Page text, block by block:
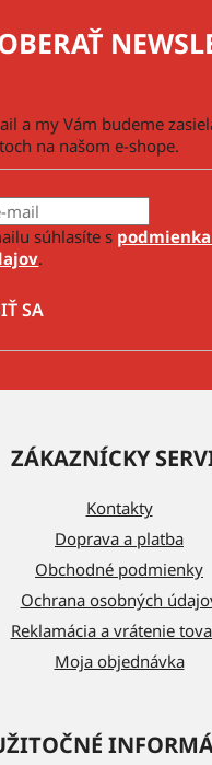
a my Vám budeme
na našom e-shope.
súhlasíte s
.
SA
ZÁKAZNÍCKY
Kontakty
Doprava a platba
Obchodné podmienky
Ochrana osobných
Reklamácia a vrátenie
Moja objednávka